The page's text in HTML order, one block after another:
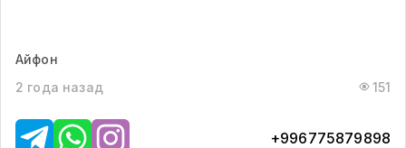
Айфон
2 года назад
151
+996775879898